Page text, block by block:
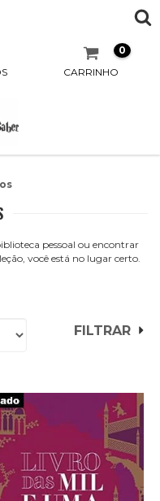
CARRINHO
0
pessoal ou encontrar
você está no lugar certo.
FILTRAR